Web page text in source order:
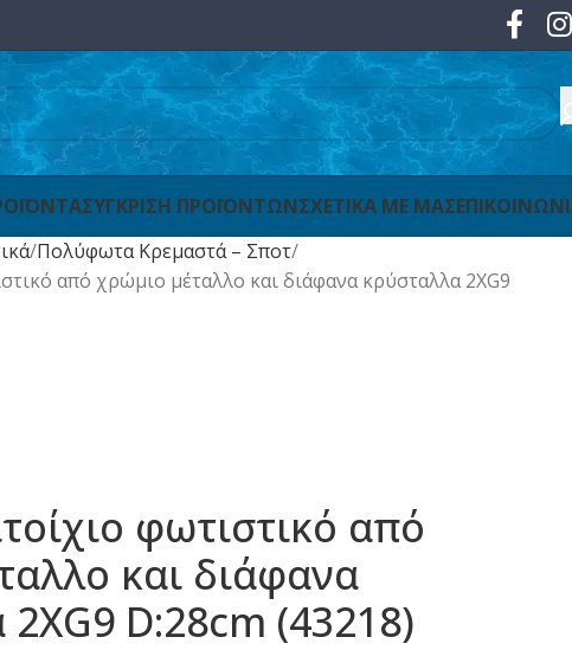
ΣΥΓΚΡΙΣΗ ΠΡΟΪΟΝΤΩΝΣΧΕΤΙΚΑ ΜΕ ΜΑΣ
Πολύφωτα Κρεμαστά – Σποτ
από χρώμιο μέταλλο και διάφανα κρύσταλλα 2XG9
φωτιστικό από
και διάφανα
D:28cm (43218)